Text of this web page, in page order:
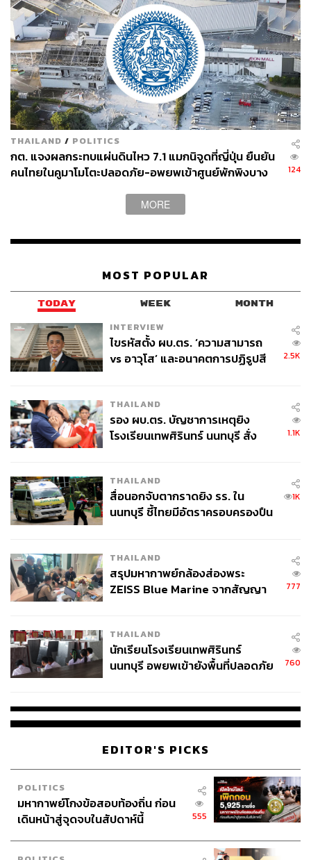
TAGS: แผ่นดินไหวในไทย สุนัขตำรวจ
แผ่นดินไหว
สุนัข K9
ABOUT THE AUTHOR
THE STANDARD TEAM
ABOUT THE PHOTOGRAPHER
ฐานิส สุดโต
ABOUT THE PHOTOGRAPHER
STANDARD
THAILAND / POLITICS
กต. แจงผลกระทบแผ่นดินไหว 7.1 แมกนิจูดที่ญี่ปุ่น ยืนยัน
คนไทยในคูมาโมโตะปลอดภัย-อพยพเข้าศูนย์พักพิงบาง
124
MORE
MOST POPULAR
TODAY WEEK MONTH
INTERVIEW
ไขรหัสตั้ง ผบ.ตร. ‘ความสามารถ
vs อาวุโส’ และอนาคตการปฏิรูปสี
2.5K
THAILAND
รอง ผบ.ตร. บัญชาการเหตุยิง
โรงเรียนเทพศิรินทร์ นนทบุรี สั่ง
1.1K
THAILAND
สื่อนอกจับตากราดยิง รร. ใน
นนทบุรี ชี้ไทยมีอัตราครอบครองปืน
1K
THAILAND
สรุปมหากาพย์กล้องส่องพระ
ZEISS Blue Marine จากสัญญา
จ่ายหนี้-แอบระบุแบรนด์
777
THAILAND
นักเรียนโรงเรียนเทพศิรินทร์
นนทบุรี อพยพเข้ายังพื้นที่ปลอดภัย
760
EDITOR'S PICKS
POLITICS
มหากาพย์โกงข้อสอบท้องถิ่น ก่อน
เดินหน้าสู่จุดจบในสัปดาห์นี้
555